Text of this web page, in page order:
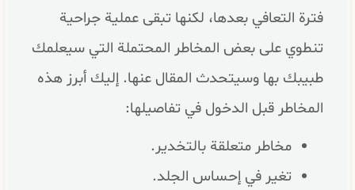
فترة التعافي بعدها، لكنها تبقى عملية جراحية
تنطوي على بعض المخاطر المحتملة التي سيعلمك
طبيبك بها وسيتحدث المقال عنها. إليك أبرز هذه
المخاطر قبل الدخول في تفاصيلها:
مخاطر متعلقة بالتخدير.
تغير في إحساس الجلد.